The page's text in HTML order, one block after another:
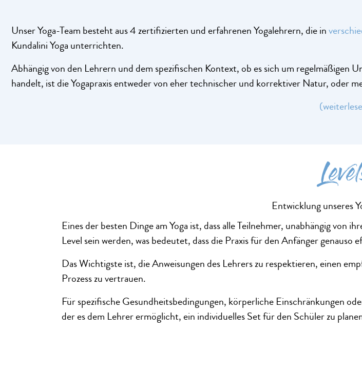
Unser Yoga-Team besteht aus 4 zertifizierten und erfahrenen Yogalehrern, die in
Kundalini Yoga unterrichten.
Abhängig von den Lehrern und dem spezifischen Kontext, ob es sich um
handelt, ist die Yogapraxis entweder von eher technischer und korrektiver Natur, oder
Entwicklung unseres
Eines der besten Dinge am Yoga ist, dass alle Teilnehmer, unabhängig von
Level sein werden, was bedeutet, dass die Praxis für den Anfänger genauso
Das Wichtigste ist, die Anweisungen des Lehrers zu respektieren, einen
Prozess zu vertrauen.
Für spezifische Gesundheitsbedingungen, körperliche Einschränkungen
der es dem Lehrer ermöglicht, ein individuelles Set für den Schüler zu